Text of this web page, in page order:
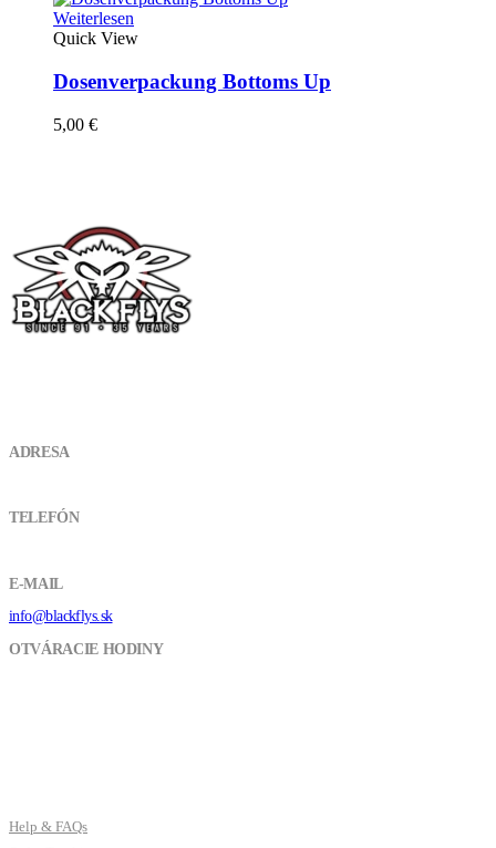
auf
werden
Weiterlesen
Quick View
Dosenverpackung Bottoms Up
5,00 €
ADRESA
TELEFÓN
E-MAIL
info@blackflys.sk
OTVÁRACIE HODINY
Help & FAQs